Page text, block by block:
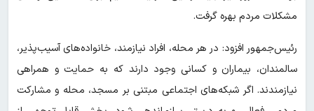
مشکلات مردم بهره گرفت.
رئیس‌جمهور افزود: در هر محله، افراد نیازمند، خانواده‌های آسیب‌پذیر،
سالمندان، بیماران و کسانی وجود دارند که به حمایت و همراهی
نیازمندند. اگر شبکه‌های اجتماعی مبتنی بر مسجد، محله و مشارکت